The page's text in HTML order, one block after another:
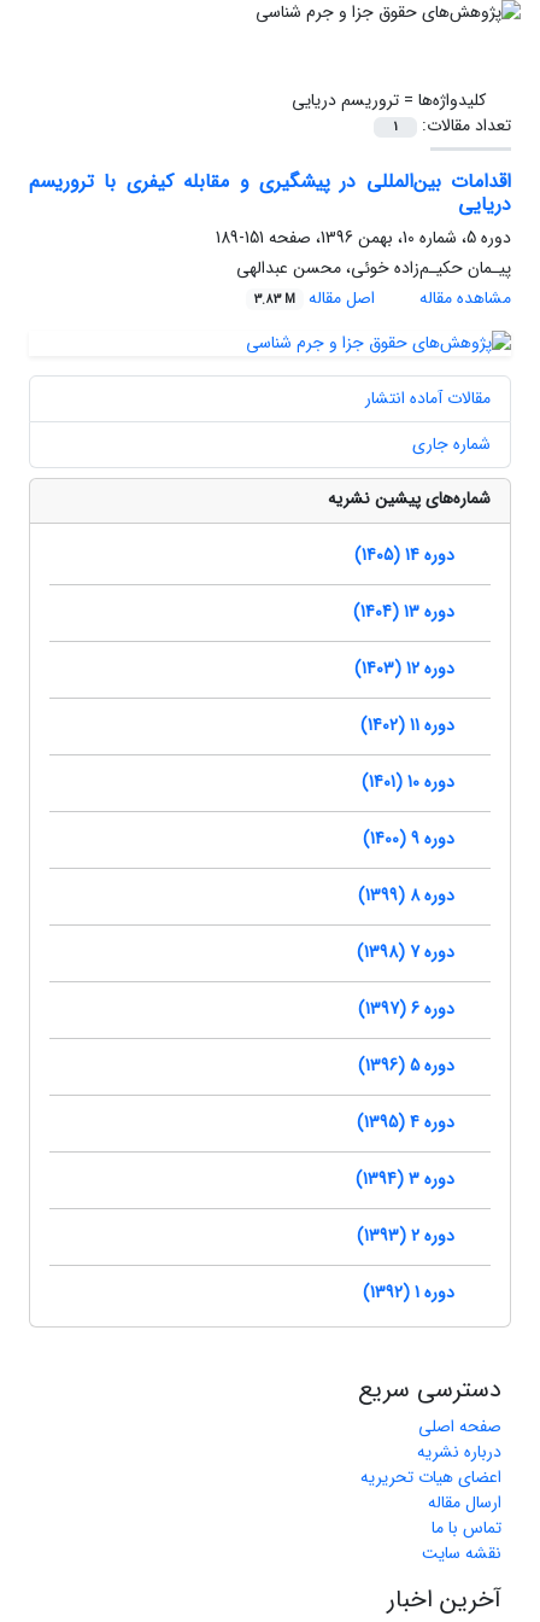
کلیدواژه‌ها =تروریسم دریایی
تعداد مقالات:
1
اقدامات بین‌المللی در پیشگیری و مقابله کیفری با تروریسم
دریایی
دوره 5، شماره 10، بهمن 1396، صفحه
151-189
پیـمان حکیـم‌زاده خوئی، محسن عبدالهی
مشاهده مقاله
اصل مقاله 3.83 M
مقالات آماده انتشار
شماره جاری
شماره‌های پیشین نشریه
دوره 14 (1405)
دوره 13 (1404)
دوره 12 (1403)
دوره 11 (1402)
دوره 10 (1401)
دوره 9 (1400)
دوره 8 (1399)
دوره 7 (1398)
دوره 6 (1397)
دوره 5 (1396)
دوره 4 (1395)
دوره 3 (1394)
دوره 2 (1393)
دوره 1 (1392)
دسترسی سریع
صفحه اصلی
درباره نشریه
اعضای هیات تحریریه
ارسال مقاله
تماس با ما
نقشه سایت
آخرین اخبار